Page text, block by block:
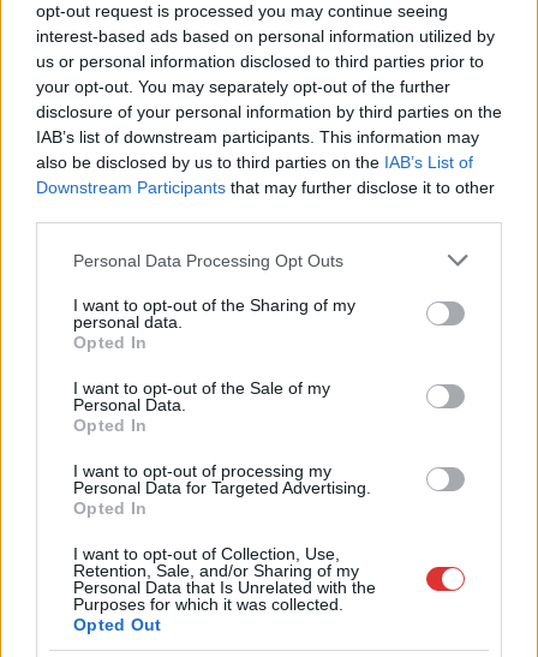
opt-out request is processed you may continue seeing
interest-based ads based on personal information utilized by
us or personal information disclosed to third parties prior to
your opt-out. You may separately opt-out of the further
disclosure of your personal information by third parties on the
IAB’s list of downstream participants. This information may
also be disclosed by us to third parties on the IAB’s List of
Downstream Participants that may further disclose it to other
Please note that this website/app uses one or more Google
not limited to your visit or usage behaviour. You may click to
grant or deny consent to Google and its third-party tags to
use your data for below specified purposes in below Google
consent section.
Personal Data Processing Opt Outs
I want to opt-out of the Sharing of my
personal data.
Opted In
I want to opt-out of the Sale of my
Personal Data.
Opted In
I want to opt-out of processing my
Personal Data for Targeted Advertising.
Opted In
I want to opt-out of Collection, Use,
Retention, Sale, and/or Sharing of my
Personal Data that Is Unrelated with the
Purposes for which it was collected.
Opted Out
JNSZ megyei hírek cikkek,független,heti,Jász-Nagykun Szolnok
megye,lapszemle, média,vidéki
Bejegyzés
navigáció
Jászberény: a szombat is
balesettel kezdődött a 31-es
főúton
Megyénkben is megjelent a
vírus
Kapcsolódó cikkek